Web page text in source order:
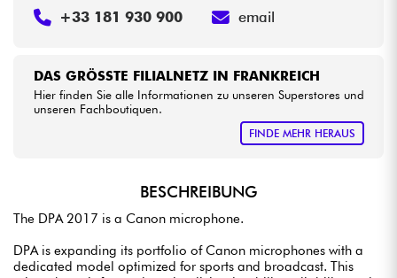
DAS GRÖSSTE FILIALNETZ IN FRANKREICH
Hier finden Sie alle Informationen zu unseren Superstores und
unseren Fachboutiquen.
FINDE MEHR HERAUS
+33 181 930 900 email
BESCHREIBUNG
The DPA 2017 is a Canon microphone.
DPA is expanding its portfolio of Canon microphones with a
dedicated model optimized for sports and broadcast. This